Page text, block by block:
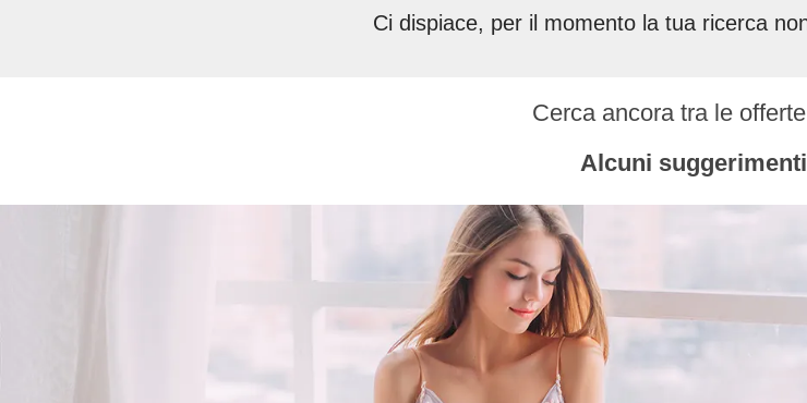
Ci dispiace, per il momento la tua ricerca
Cerca ancora tra le
Alcuni